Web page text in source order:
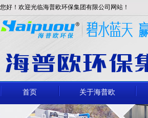
您好！欢迎光临海普欧环保集团有限公司网站！
首页 关于海普欧